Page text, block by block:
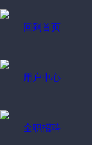
回到首页
用户中心
全职招聘